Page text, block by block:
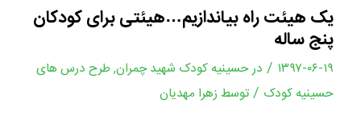
یک هیئت راه بیاندازیم…هیئتی برای کودکان
پنج ساله
۱۳۹۷-۰۶-۱۹ / درحسینیه کودک شهید چمران,طرح درس های
حسینیه کودک / توسط زهرا مهدیان